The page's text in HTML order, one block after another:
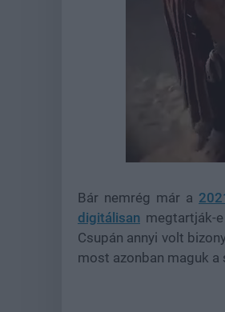
Bár nemrég már a
digitálisan megtartják-
Csupán annyi volt
most azonban maguk